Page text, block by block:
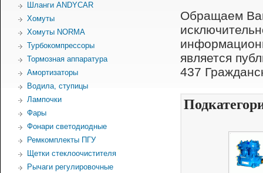
Шланги ANDYCAR
Хомуты
Хомуты NORMA
Турбокомпрессоры
Тормозная аппаратура
Амортизаторы
Водила, ступицы
Лампочки
Фары
Фонари светодиодные
Ремкомплекты ПГУ
Щетки стеклоочистителя
Рычаги регулировочные
Обращаем
является
437